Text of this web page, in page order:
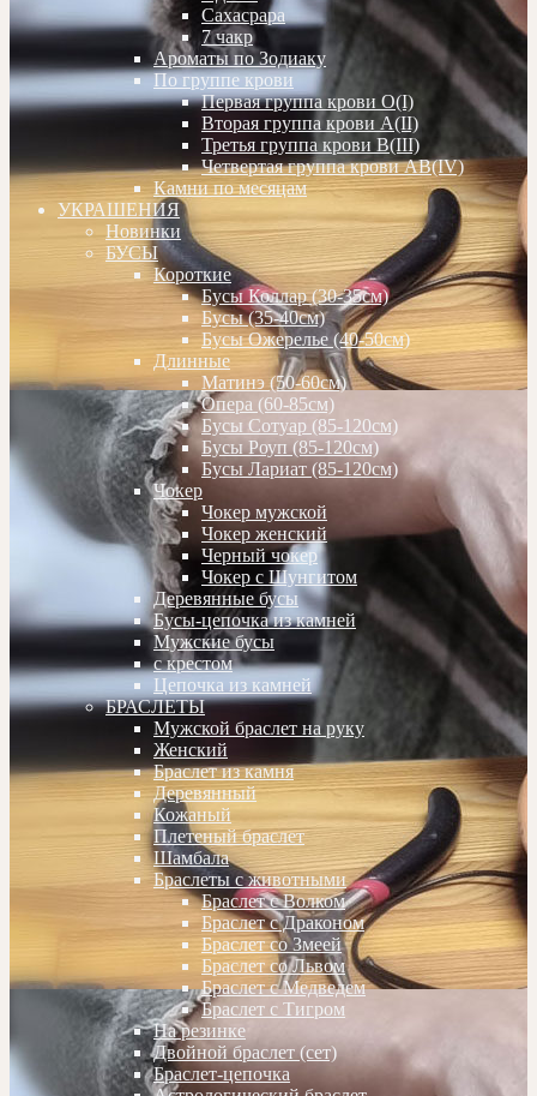
Сахасрара
7 чакр
Ароматы по Зодиаку
По группе крови
Первая группа крови О(I)
Вторая группа крови А(II)
Третья группа крови В(III)
Четвертая группа крови АВ(IV)
Камни по месяцам
УКРАШЕНИЯ
Новинки
БУСЫ
Короткие
Бусы Коллар (30-35см)
Бусы (35-40см)
Бусы Ожерелье (40-50см)
Длинные
Матинэ (50-60см)
Опера (60-85см)
Бусы Сотуар (85-120см)
Бусы Роуп (85-120см)
Бусы Лариат (85-120см)
Чокер
Чокер мужской
Чокер женский
Черный чокер
Чокер с Шунгитом
Деревянные бусы
Бусы-цепочка из камней
Мужские бусы
с крестом
Цепочка из камней
БРАСЛЕТЫ
Мужской браслет на руку
Женский
Браслет из камня
Деревянный
Кожаный
Плетеный браслет
Шамбала
Браслеты с животными
Браслет с Волком
Браслет с Драконом
Браслет со Змеей
Браслет со Львом
Браслет с Медведем
Браслет с Тигром
На резинке
Двойной браслет (сет)
Браслет-цепочка